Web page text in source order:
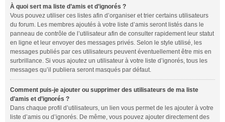
À quoi sert ma liste d’amis et d’ignorés ?
Vous pouvez utiliser ces listes afin d’organiser et trier certains utilisateurs
du forum. Les membres ajoutés à votre liste d’amis seront listés dans le
panneau de contrôle de l’utilisateur afin de consulter rapidement leur statut
en ligne et leur envoyer des messages privés. Selon le style utilisé, les
messages publiés par ces utilisateurs peuvent éventuellement être mis en
surbrillance. Si vous ajoutez un utilisateur à votre liste d’ignorés, tous les
messages qu’il publiera seront masqués par défaut.
Comment puis-je ajouter ou supprimer des utilisateurs de ma liste
d’amis et d’ignorés ?
Dans chaque profil d’utilisateurs, un lien vous permet de les ajouter à votre
liste d’amis ou d’ignorés. De même, vous pouvez ajouter directement des